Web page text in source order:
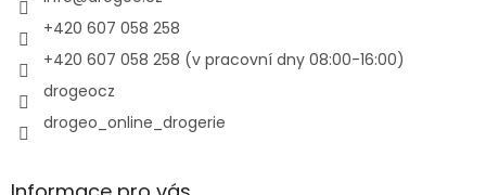
+420 607 058 258
+420 607 058 258 (v pracovní dny 08:00-16:00)
drogeocz
drogeo_online_drogerie